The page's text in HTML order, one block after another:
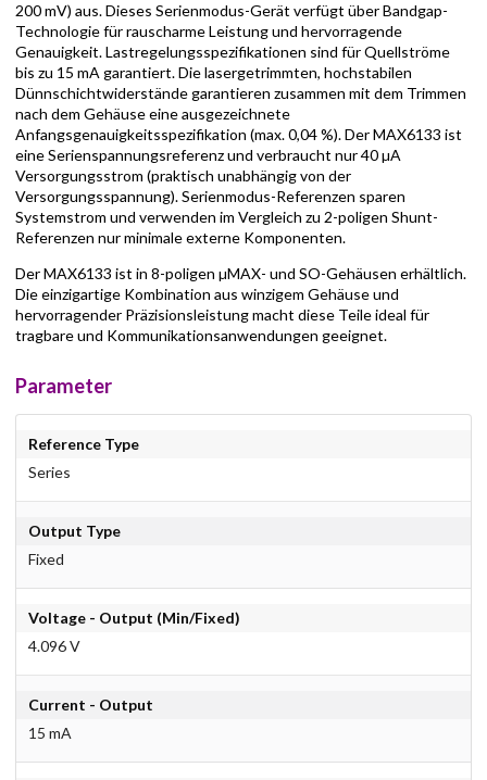
200 mV) aus. Dieses Serienmodus-Gerät verfügt über Bandgap-
Technologie für rauscharme Leistung und hervorragende
Genauigkeit. Lastregelungsspezifikationen sind für Quellströme
bis zu 15 mA garantiert. Die lasergetrimmten, hochstabilen
Dünnschichtwiderstände garantieren zusammen mit dem Trimmen
nach dem Gehäuse eine ausgezeichnete
Anfangsgenauigkeitsspezifikation (max. 0,04 %). Der MAX6133 ist
eine Serienspannungsreferenz und verbraucht nur 40 µA
Versorgungsstrom (praktisch unabhängig von der
Versorgungsspannung). Serienmodus-Referenzen sparen
Systemstrom und verwenden im Vergleich zu 2-poligen Shunt-
Referenzen nur minimale externe Komponenten.
Der MAX6133 ist in 8-poligen µMAX- und SO-Gehäusen erhältlich.
Die einzigartige Kombination aus winzigem Gehäuse und
hervorragender Präzisionsleistung macht diese Teile ideal für
tragbare und Kommunikationsanwendungen geeignet.
Parameter
Reference Type
Series
Output Type
Fixed
Voltage - Output (Min/Fixed)
4.096 V
Current - Output
15 mA